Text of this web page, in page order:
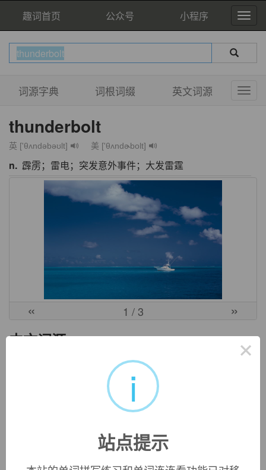
趣词首页 公众号 小程序
词源字典 词根词缀 英文词源
thunderbolt
英 ['θʌndəbəʊlt] 美 ['θʌndɚbolt]
n. 霹雳；雷电；突发意外事件；大发雷霆
« 1 / 3 »
中文词源
雷电，霹雳
thunder,雷电，bolt,栓子，闪电。
thunderbolt (n.)
×
i
站点提示